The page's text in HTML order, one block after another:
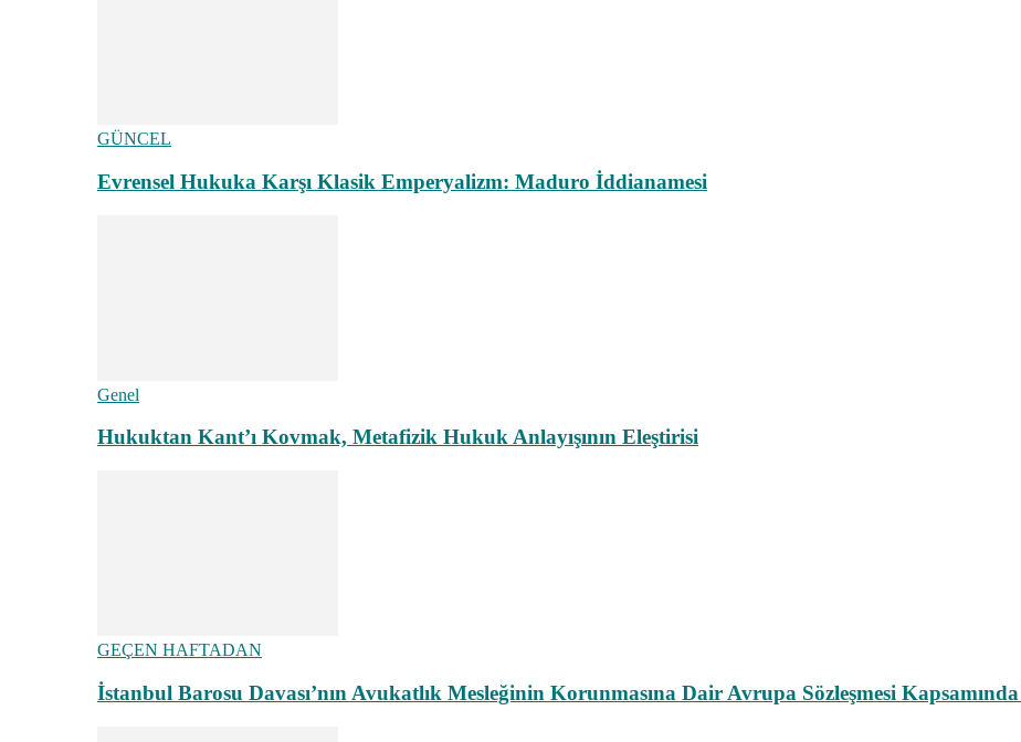
GÜNCEL
Evrensel Hukuka Karşı Klasik Emperyalizm: Maduro İddianamesi
Genel
Hukuktan Kant’ı Kovmak, Metafizik Hukuk Anlayışının Eleştirisi
GEÇEN HAFTADAN
İstanbul Barosu Davası’nın Avukatlık Mesleğinin Korunmasına Dair Avrupa Sözleşmesi